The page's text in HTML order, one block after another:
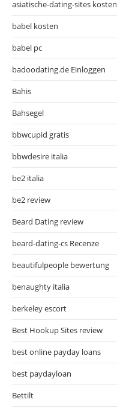
asiatische-dating-sites kosten
babel kosten
babel pc
badoodating.de Einloggen
Bahis
Bahsegel
bbwcupid gratis
bbwdesire italia
be2 italia
be2 review
Beard Dating review
beard-dating-cs Recenze
beautifulpeople bewertung
benaughty italia
berkeley escort
Best Hookup Sites review
best online payday loans
best paydayloan
Bettilt